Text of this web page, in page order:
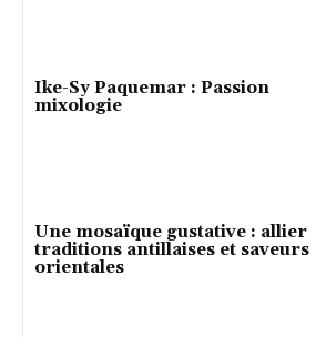
Ike-Sy Paquemar : Passion
mixologie
Une mosaïque gustative : allier
traditions antillaises et saveurs
orientales